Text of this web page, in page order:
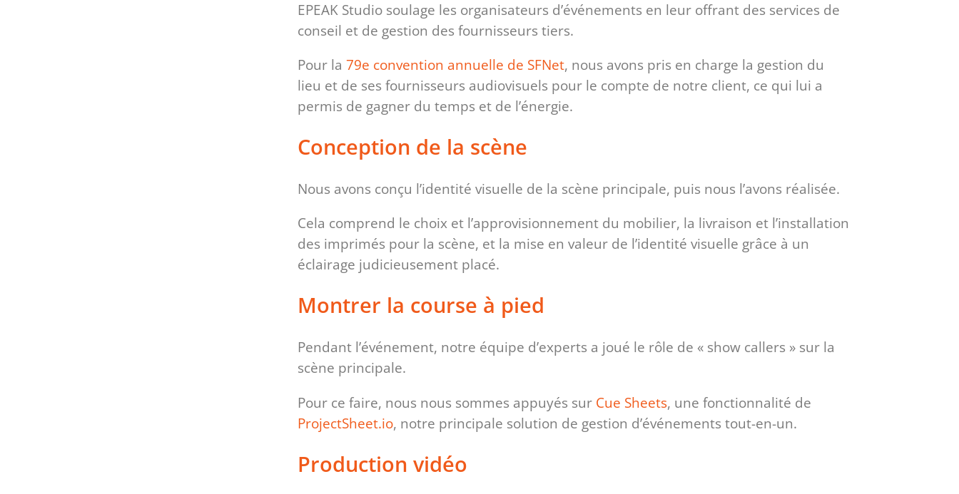
EPEAK Studio soulage les organisateurs d’événements en leur offrant des services de
conseil et de gestion des fournisseurs tiers.
Pour la79e convention annuelle de SFNet, nous avons pris en charge la gestion du
lieu et de ses fournisseurs audiovisuels pour le compte de notre client, ce qui lui a
permis de gagner du temps et de l’énergie.
Conception de la scène
Nous avons conçu l’identité visuelle de la scène principale, puis nous l’avons réalisée.
Cela comprend le choix et l’approvisionnement du mobilier, la livraison et l’installation
des imprimés pour la scène, et la mise en valeur de l’identité visuelle grâce à un
éclairage judicieusement placé.
Montrer la course à pied
Pendant l’événement, notre équipe d’experts a joué le rôle de « show callers » sur la
scène principale.
Pour ce faire, nous nous sommes appuyés sur Cue Sheets, une fonctionnalité de
ProjectSheet.io, notre principale solution de gestion d’événements tout-en-un.
Production vidéo